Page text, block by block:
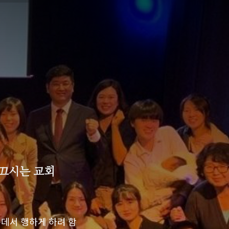
시는 교회
서 행하게 하려 함